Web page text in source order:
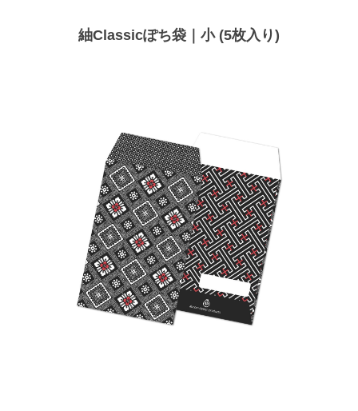
紬Classicぽち袋｜小 (5枚入り)